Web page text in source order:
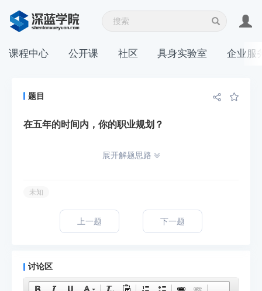
课程中心 公开课 社区 具身实验室 企业服
题目
在五年的时间内，你的职业规划？
展开解题思路
未知
上一题 下一题
讨论区